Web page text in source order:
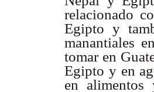
relacionado
Egipto y
manantiales
tomar en
Egipto y en
en alimentos